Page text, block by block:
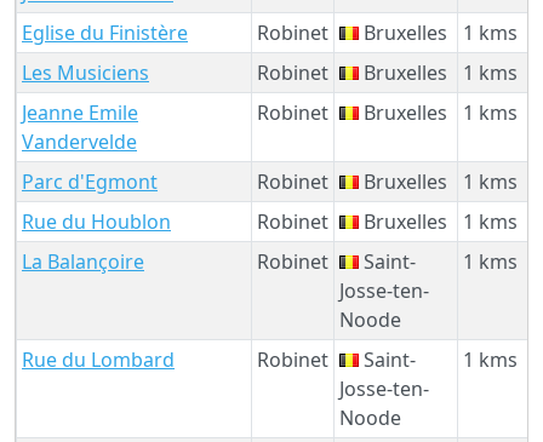
Eglise du Finistère
Robinet Bruxelles
1 kms
Les Musiciens
Robinet Bruxelles
1 kms
Jeanne Emile
Vandervelde
Robinet Bruxelles 1 kms
Parc d'Egmont Robinet Bruxelles
1 kms
Rue du Houblon
Robinet Bruxelles
1 kms
La Balançoire
Robinet
Saint-
Josse-ten-
Noode
1 kms
Rue du Lombard Robinet
Saint-
Josse-ten-
Noode
1 kms